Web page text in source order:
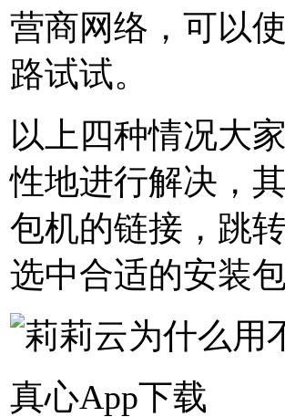
营商网络，可以
路试试。
以上四种情况大
性地进行解决，
包机的链接，跳
选中合适的安装包
真心App下载